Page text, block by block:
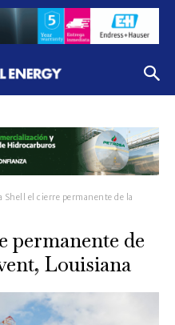
Shell el cierre permanente de la
permanente de
Louisiana